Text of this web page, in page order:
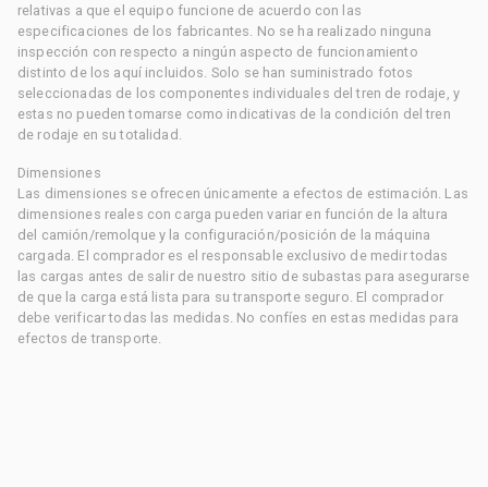
relativas a que el equipo funcione de acuerdo con las
especificaciones de los fabricantes. No se ha realizado ninguna
inspección con respecto a ningún aspecto de funcionamiento
distinto de los aquí incluidos. Solo se han suministrado fotos
seleccionadas de los componentes individuales del tren de rodaje, y
estas no pueden tomarse como indicativas de la condición del tren
de rodaje en su totalidad.
Dimensiones
Las dimensiones se ofrecen únicamente a efectos de estimación. Las
dimensiones reales con carga pueden variar en función de la altura
del camión/remolque y la configuración/posición de la máquina
cargada. El comprador es el responsable exclusivo de medir todas
las cargas antes de salir de nuestro sitio de subastas para asegurarse
de que la carga está lista para su transporte seguro. El comprador
debe verificar todas las medidas. No confíes en estas medidas para
efectos de transporte.